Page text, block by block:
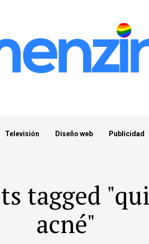
Televisión Diseño web Publicidad
tagged
acné"